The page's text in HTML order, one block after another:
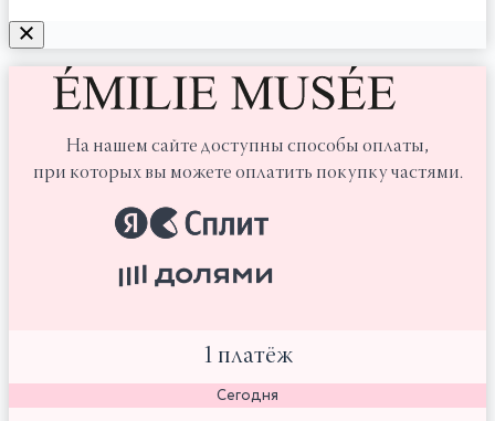
На нашем сайте доступны способы оплаты,
при которых вы можете оплатить покупку частями.
1 платёж
Сегодня